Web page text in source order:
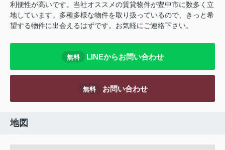
利便性が高いです。当社オススメの賃貸物件が豊中市に数多く立
地しています。多種多様な物件を取り扱っているので、きっと希
望する物件に出会えるはずです。お気軽にご連絡下さい。
無料 LINEからお問い合わせ
無料 お問い合わせ
地図